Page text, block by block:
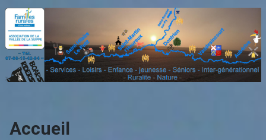
Accueil